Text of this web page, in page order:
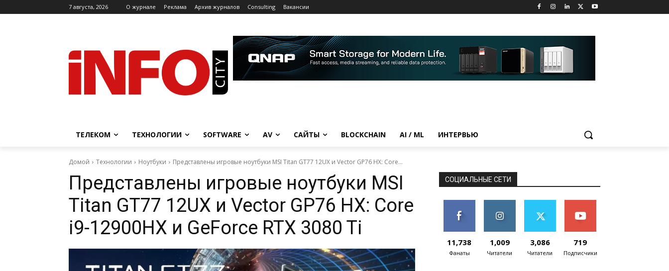
7 августа, 2026 O журнале Реклама Архив журналов Consulting Вакансии
ТЕЛЕКОМ ТЕХНОЛОГИИ SOFTWARE AV САЙТЫ BLOCKCHAIN AI / ML ИНТЕРВЬЮ
Домой Технологии Ноутбуки Представлены игровые ноутбуки MSI Titan GT77 12UX и Vector GP76 HX: Core...
Представлены игровые ноутбуки MSI
Titan GT77 12UX и Vector GP76 HX: Core
i9-12900HX и GeForce RTX 3080 Ti
СОЦИАЛЬНЫЕ СЕТИ
11,738
Фанаты
1,009
Читатели
3,086
Читатели
719
Подписчики